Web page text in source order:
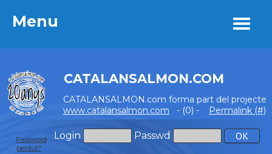
Menu
CATALANSALMON.COM
CATALANSALMON.com forma part del projecte
www.catalansalmon.com - (0) - Permalink (#)
Login Passwd
Password
perdut?
Menu